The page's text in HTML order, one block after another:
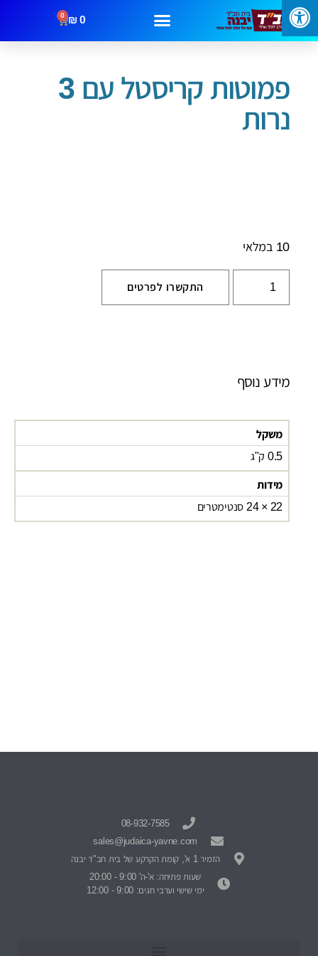
0
₪
0
עמוד הבית/שבת וחג / פמוטות קריסטל עם 3 נרות
פמוטות קריסטל עם 3
נרות
10 במלאי
התקשרו לפרטים
מידע נוסף
משקל
0.5 ק"ג
מידות
22 × 24 סנטימטרים
08-932-7585
sales@judaica-yavne.com
הזמיר 1 א', קומת הקרקע של בית חב"ד יבנה
שעות פתיחה: א'-ה' 9:00 - 20:00
ימי שישי וערבי חגים: 9:00 - 12:00